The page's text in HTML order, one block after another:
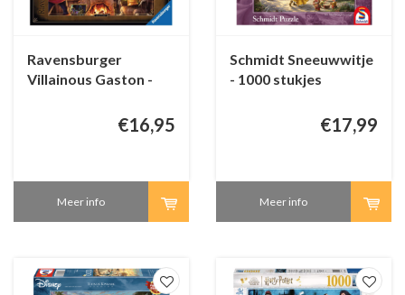
Ravensburger
Villainous Gaston -
€16,95
Meer info
Schmidt Sneeuwwitje
- 1000 stukjes
€17,99
Meer info